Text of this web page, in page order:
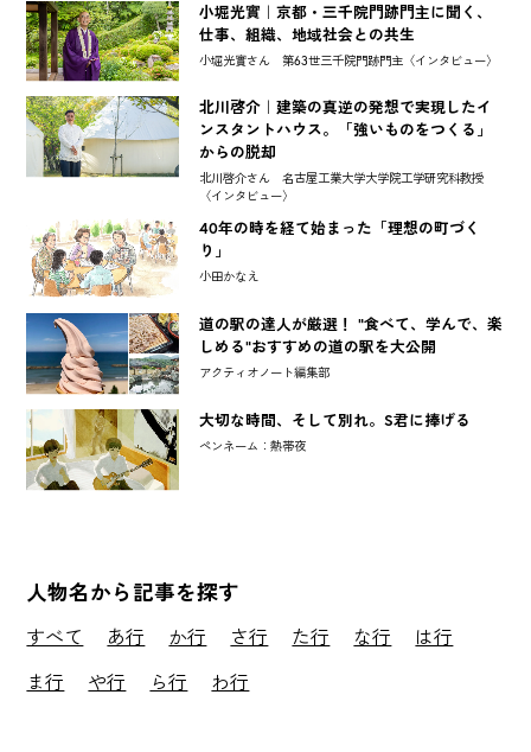
小堀光實｜京都・三千院門跡門主に聞く、
仕事、組織、地域社会との共生
小堀光實さん 第63世三千院門跡門主〈インタビュー〉
北川啓介｜建築の真逆の発想で実現したイ
ンスタントハウス。「強いものをつくる」
からの脱却
北川啓介さん 名古屋工業大学大学院工学研究科教授
〈インタビュー〉
40年の時を経て始まった「理想の町づく
り」
小田かなえ
道の駅の達人が厳選！ "食べて、学んで、楽
しめる"おすすめの道の駅を大公開
アクティオノート編集部
大切な時間、そして別れ。S君に捧げる
ペンネーム：熱帯夜
人物名から記事を探す
すべて あ行 か行 さ行 た行 な行
は行
ま行
や行 ら行 わ行